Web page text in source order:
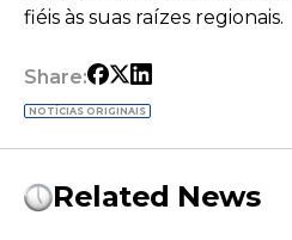
fiéis às suas raízes regionais.
Share:
NOTÍCIAS ORIGINAIS
Related News